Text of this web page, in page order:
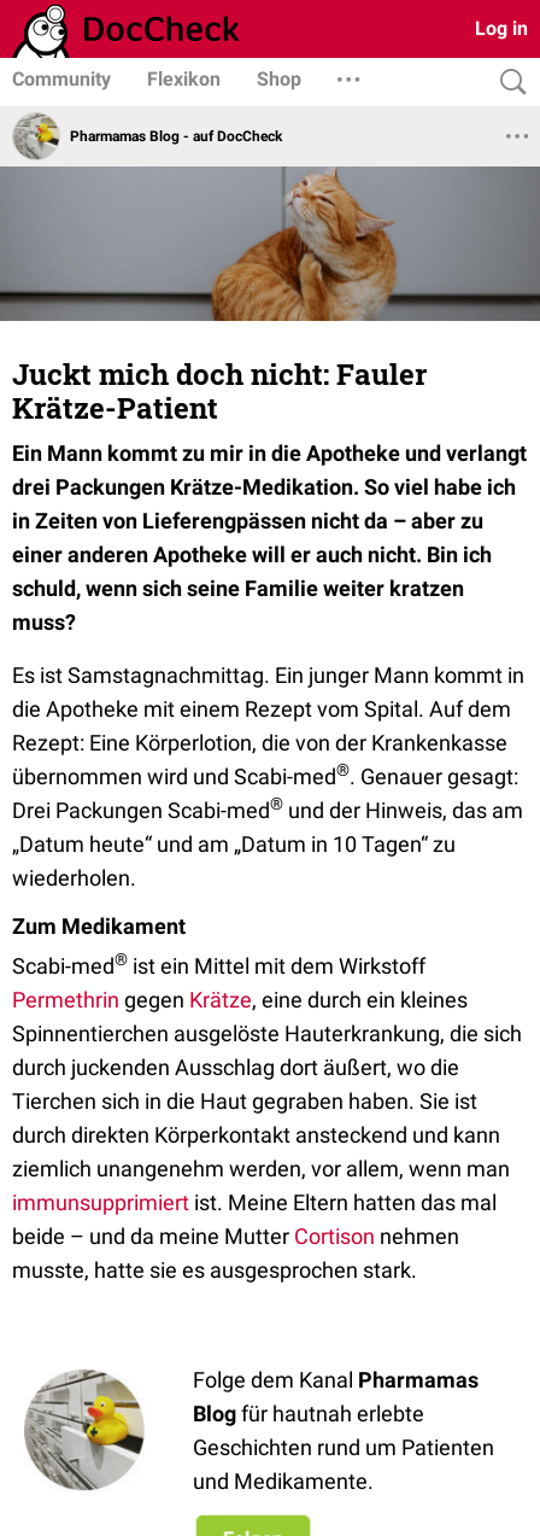
Log in
Community Flexikon Shop
Pharmamas Blog - auf DocCheck
Juckt mich doch nicht: Fauler
Krätze-Patient
Ein Mann kommt zu mir in die Apotheke und verlangt
drei Packungen Krätze-Medikation. So viel habe ich
in Zeiten von Lieferengpässen nicht da – aber zu
einer anderen Apotheke will er auch nicht. Bin ich
schuld, wenn sich seine Familie weiter kratzen
muss?
Es ist Samstagnachmittag. Ein junger Mann kommt in
die Apotheke mit einem Rezept vom Spital. Auf dem
Rezept: Eine Körperlotion, die von der Krankenkasse
übernommen wird und Scabi-med®. Genauer gesagt:
Drei Packungen Scabi-med® und der Hinweis, das am
„Datum heute“ und am „Datum in 10 Tagen“ zu
wiederholen.
Zum Medikament
Scabi-med® ist ein Mittel mit dem Wirkstoff
Permethrin gegen Krätze, eine durch ein kleines
Spinnentierchen ausgelöste Hauterkrankung, die sich
durch juckenden Ausschlag dort äußert, wo die
Tierchen sich in die Haut gegraben haben. Sie ist
durch direkten Körperkontakt ansteckend und kann
ziemlich unangenehm werden, vor allem, wenn man
immunsupprimiert ist. Meine Eltern hatten das mal
beide – und da meine Mutter Cortison nehmen
musste, hatte sie es ausgesprochen stark.
Folge dem Kanal Pharmamas
Blogfür hautnah erlebte
Geschichten rund um Patienten
und Medikamente.